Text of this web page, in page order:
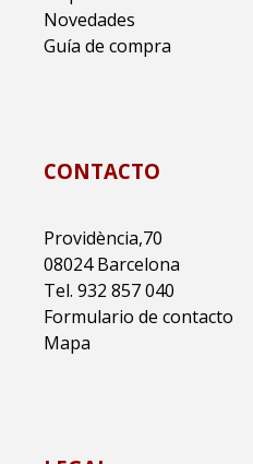
Novedades
Guía de compra
CONTACTO
Providència,70
08024 Barcelona
Tel. 932 857 040
Formulario de contacto
Mapa